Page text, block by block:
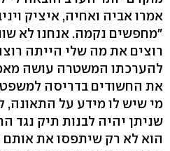
אמרו אביה ואחיה, איציק
"מחפשים נקמה. אנחנו לא
רוצים את מה שלי הייתה
להערכתו המשטרה עושה
את החשודים בדריסה
מי שיש לו מידע על התאונה,
שניתן יהיה לבנות תיק נגד
הוא לא רק שיתפסו את אותם